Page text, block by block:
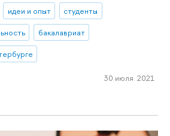
идеи и опыт
студенты
бакалавриат
30 июля 2021